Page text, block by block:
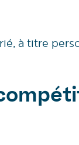
à titre